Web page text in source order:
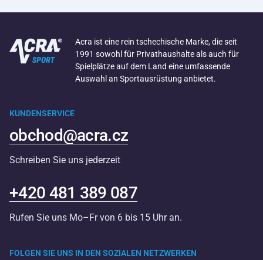
Acra ist eine rein tschechische Marke, die seit
1991 sowohl für Privathaushalte als auch für
Spielplätze auf dem Land eine umfassende
Auswahl an Sportausrüstung anbietet.
FOLGEN SIE UNS IN DEN SOZIALEN NETZWERKEN
KUNDENSERVICE
obchod@acra.cz
Schreiben Sie uns jederzeit
+420 481 389 087
Rufen Sie uns Mo–Fr von 6 bis 15 Uhr an.